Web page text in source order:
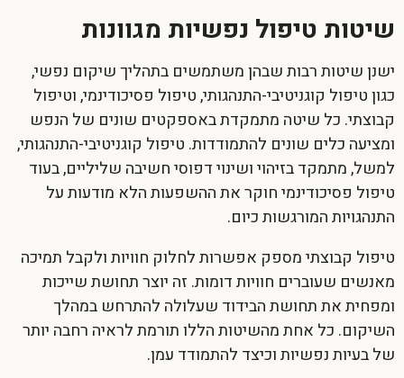
שיטות טיפול נפשיות מגוונות
ישנן שיטות רבות שבהן משתמשים בתהליךשיקום נפשי,
כגון טיפול קוגניטיבי-התנהגותי, טיפול פסיכודינמי, וטיפול
קבוצתי. כל שיטה מתמקדת באספקטים שונים של הנפש
ומציעה כלים שונים להתמודדות. טיפול קוגניטיבי-התנהגותי,
למשל, מתמקד בזיהוי ושינוי דפוסי חשיבה שליליים, בעוד
טיפול פסיכודינמי חוקר את ההשפעות הלא מודעות על
התנהגויות המורגשות כיום.
טיפול קבוצתי מספק אפשרות לחלוק חוויות ולקבל תמיכה
מאנשים שעוברים חוויות דומות. זה יוצר תחושת שייכות
ומפחית את תחושת הבידוד שעלולה להתרחש במהלך
השיקום. כל אחת מהשיטות הללו תורמת לראיה רחבה יותר
של בעיות נפשיות וכיצד להתמודד עמן.